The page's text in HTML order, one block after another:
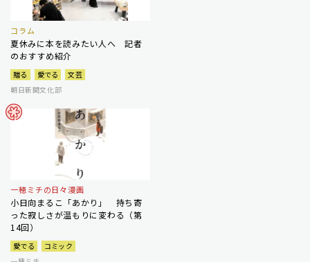
コラム
夏休みに本を読みたい人へ 記者
のおすすめ紹介
贈る 愛でる
文芸
朝日新聞文化部
一穂ミチの日々漫画
小日向まるこ「あかり」 持ち寄
った寂しさが温もりに変わる（第
14回）
愛でる
コミック